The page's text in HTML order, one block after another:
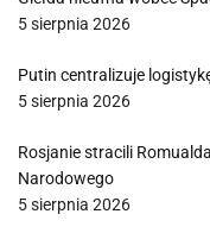
5 sierpnia 2026
Putin centralizuje
5 sierpnia 2026
Rosjanie stracili
Narodowego
5 sierpnia 2026